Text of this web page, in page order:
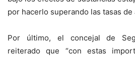
por hacerlo superando las tasas
Por último, el concejal de
reiterado que “con estas